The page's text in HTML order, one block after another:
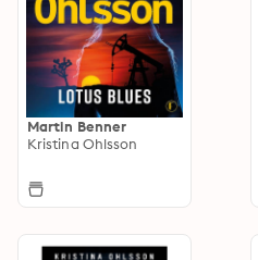
Martin Benner
Kristina Ohlsson